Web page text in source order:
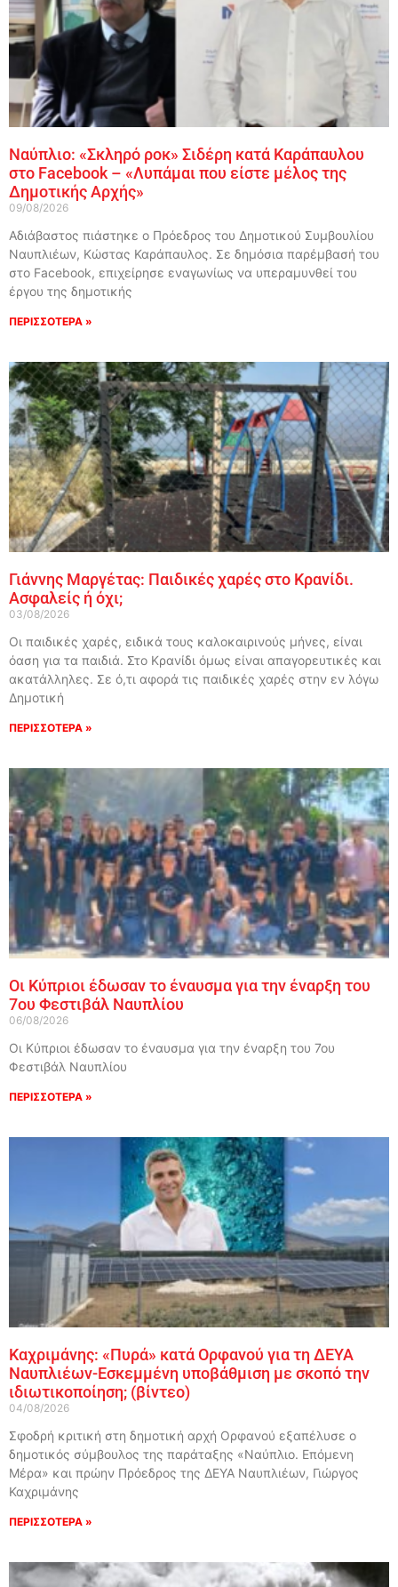
Ναύπλιο: «Σκληρό ροκ» Σιδέρη κατά Καράπαυλου
στο Facebook – «Λυπάμαι που είστε μέλος της
Δημοτικής Αρχής»
09/08/2026
Αδιάβαστος πιάστηκε ο Πρόεδρος του Δημοτικού Συμβουλίου
Ναυπλιέων, Κώστας Καράπαυλος. Σε δημόσια παρέμβασή του
στο Facebook, επιχείρησε εναγωνίως να υπεραμυνθεί του
έργου της δημοτικής
ΠΕΡΙΣΣΟΤΕΡΑ »
Γιάννης Μαργέτας: Παιδικές χαρές στο Κρανίδι.
Ασφαλείς ή όχι;
03/08/2026
Οι παιδικές χαρές, ειδικά τους καλοκαιρινούς μήνες, είναι
όαση για τα παιδιά. Στο Κρανίδι όμως είναι απαγορευτικές και
ακατάλληλες. Σε ό,τι αφορά τις παιδικές χαρές στην εν λόγω
Δημοτική
ΠΕΡΙΣΣΟΤΕΡΑ »
Οι Κύπριοι έδωσαν το έναυσμα για την έναρξη του
7ου Φεστιβάλ Ναυπλίου
06/08/2026
Οι Κύπριοι έδωσαν το έναυσμα για την έναρξη του 7ου
Φεστιβάλ Ναυπλίου
ΠΕΡΙΣΣΟΤΕΡΑ »
Καχριμάνης: «Πυρά» κατά Ορφανού για τη ΔΕΥΑ
Ναυπλιέων-Εσκεμμένη υποβάθμιση με σκοπό την
ιδιωτικοποίηση; (βίντεο)
04/08/2026
Σφοδρή κριτική στη δημοτική αρχή Ορφανού εξαπέλυσε ο
δημοτικός σύμβουλος της παράταξης «Ναύπλιο. Επόμενη
Μέρα» και πρώην Πρόεδρος της ΔΕΥΑ Ναυπλιέων, Γιώργος
Καχριμάνης
ΠΕΡΙΣΣΟΤΕΡΑ »